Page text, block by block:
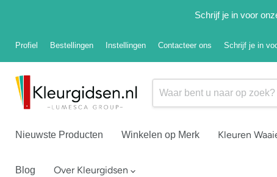
Schrijf je in voor
Profiel Bestellingen Instellingen Contacteer ons Schrijf je in
Nieuwste Producten
Winkelen op Merk Kleuren
Blog Over Kleurgidsen